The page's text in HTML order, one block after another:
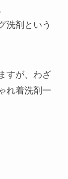
洗剤という
すが、わざ
れ着洗剤一